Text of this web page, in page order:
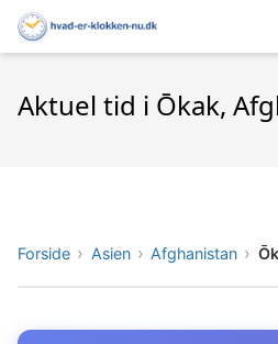
Aktuel tid i Ōkak,
Forside Asien Afghanistan